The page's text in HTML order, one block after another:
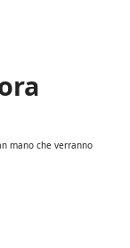
mano che verranno